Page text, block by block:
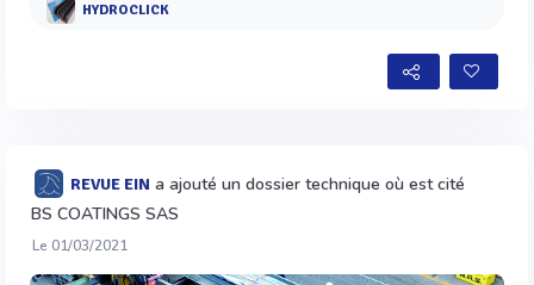
HYDROCLICK
REVUE EIN a ajouté un dossier technique où est cité
BS COATINGS SAS
Le 01/03/2021